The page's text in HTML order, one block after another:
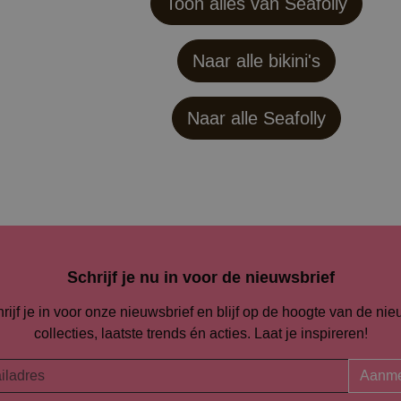
Naar alle bikini's
Naar alle Seafolly
Schrijf je nu in voor de nieuwsbrief
je in voor onze nieuwsbrief en blijf op de hoogte van de
collecties, laatste trends én acties. Laat je inspireren!